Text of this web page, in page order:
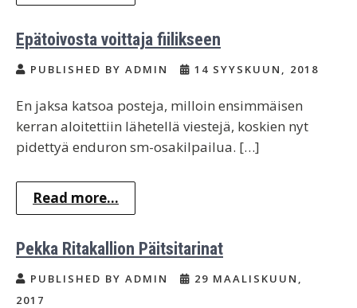
Epätoivosta voittaja fiilikseen
PUBLISHED BY ADMIN 14 SYYSKUUN, 2018
En jaksa katsoa posteja, milloin ensimmäisen
kerran aloitettiin lähetellä viestejä, koskien nyt
pidettyä enduron sm-osakilpailua. […]
Read more...
Pekka Ritakallion Päitsitarinat
PUBLISHED BY ADMIN
29 MAALISKUUN,
2017